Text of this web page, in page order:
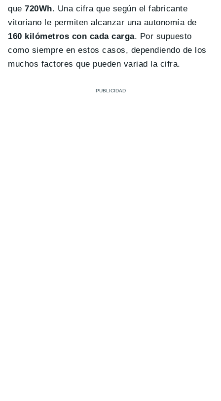
que720Wh. Una cifra que según el fabricante
vitoriano le permiten alcanzar una autonomía de
160 kilómetros con cada carga. Por supuesto
como siempre en estos casos, dependiendo de los
muchos factores que pueden variad la cifra.